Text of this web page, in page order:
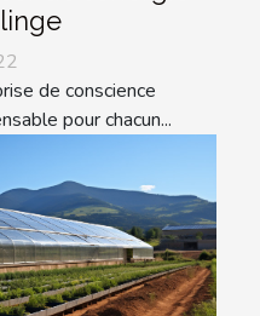
de conscience
pour chacun...